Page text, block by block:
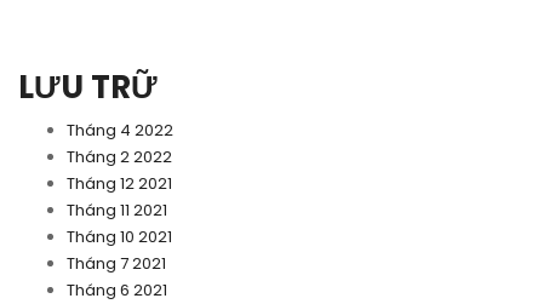
LƯU TRỮ
Tháng 4 2022
Tháng 2 2022
Tháng 12 2021
Tháng 11 2021
Tháng 10 2021
Tháng 7 2021
Tháng 6 2021